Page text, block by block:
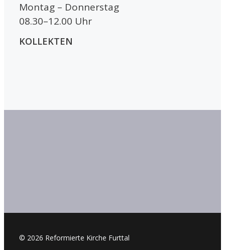
Montag – Donnerstag
08.30–12.00 Uhr
KOLLEKTEN
© 2026 Reformierte Kirche Furttal